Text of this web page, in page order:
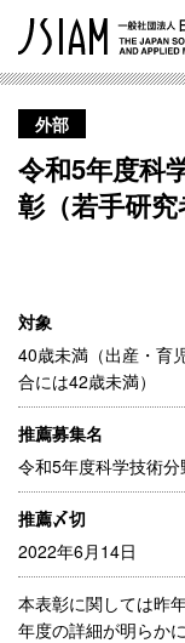
外部
令和5年度科
彰（若手研究
対象
40歳未満（出産・育
合には42歳未満）
推薦募集名
令和5年度科学技術分
推薦〆切
2022年6月14日
本表彰に関しては昨
年度の詳細が明らか